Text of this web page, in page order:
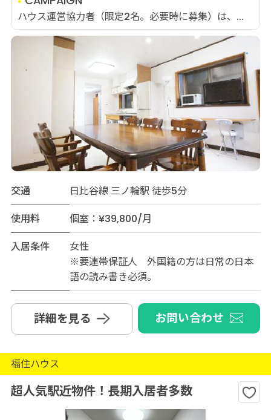
ハウス運営協力者（限定2名。必要時に募集）は、...
交通
日比谷線 三ノ輪駅 徒歩5分
使用料
個室：¥39,800/月
入居条件
女性
※要連帯保証人 外国籍の方は日常の日本
語の読み書き必須。
詳細を見る お問い合わせ
福住ハウス
超人気駅近物件！長期入居者多数